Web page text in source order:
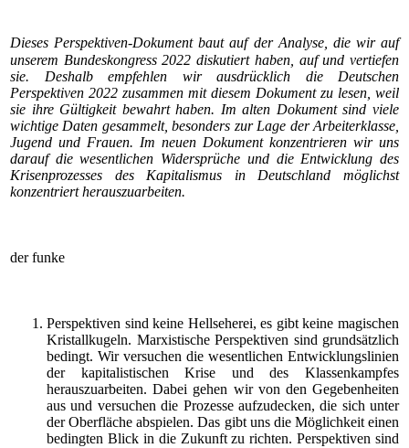
Dieses Perspektiven-Dokument baut auf der Analyse, die wir auf
unserem Bundeskongress 2022 diskutiert haben, auf und vertiefen
sie. Deshalb empfehlen wir ausdrücklich die Deutschen
Perspektiven 2022 zusammen mit diesem Dokument zu lesen, weil
sie ihre Gültigkeit bewahrt haben. Im alten Dokument sind viele
wichtige Daten gesammelt, besonders zur Lage der Arbeiterklasse,
Jugend und Frauen. Im neuen Dokument konzentrieren wir uns
darauf die wesentlichen Widersprüche und die Entwicklung des
Krisenprozesses des Kapitalismus in Deutschland möglichst
konzentriert herauszuarbeiten.
der funke
Perspektiven sind keine Hellseherei, es gibt keine magischen
Kristallkugeln. Marxistische Perspektiven sind grundsätzlich
bedingt. Wir versuchen die wesentlichen Entwicklungslinien
der kapitalistischen Krise und des Klassenkampfes
herauszuarbeiten. Dabei gehen wir von den Gegebenheiten
aus und versuchen die Prozesse aufzudecken, die sich unter
der Oberfläche abspielen. Das gibt uns die Möglichkeit einen
bedingten Blick in die Zukunft zu richten. Perspektiven sind